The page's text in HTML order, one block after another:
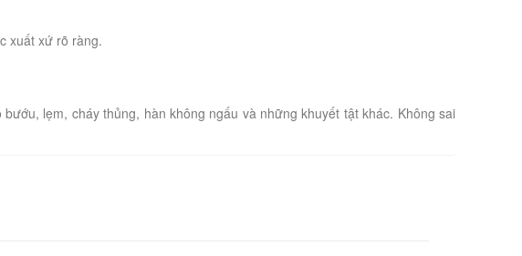
xuất xứ rõ ràng.
lẹm, cháy thủng, hàn không ngấu và những khuyết tật khác. Không sai